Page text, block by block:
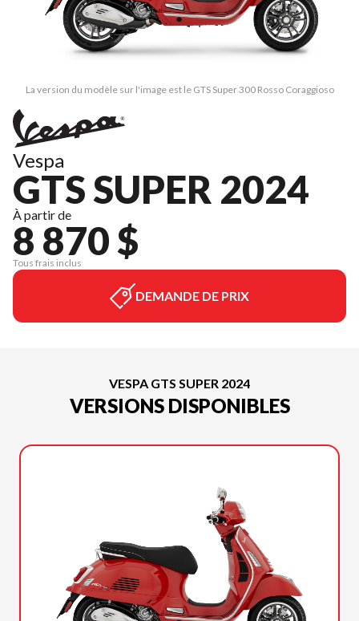
La version du modèle sur l'image est le GTS Super 300 Rosso Coraggioso
Vespa
GTS SUPER 2024
À partir de
8 870 $
Tous frais inclus
DEMANDE DE PRIX
VESPA GTS SUPER 2024
VERSIONS DISPONIBLES